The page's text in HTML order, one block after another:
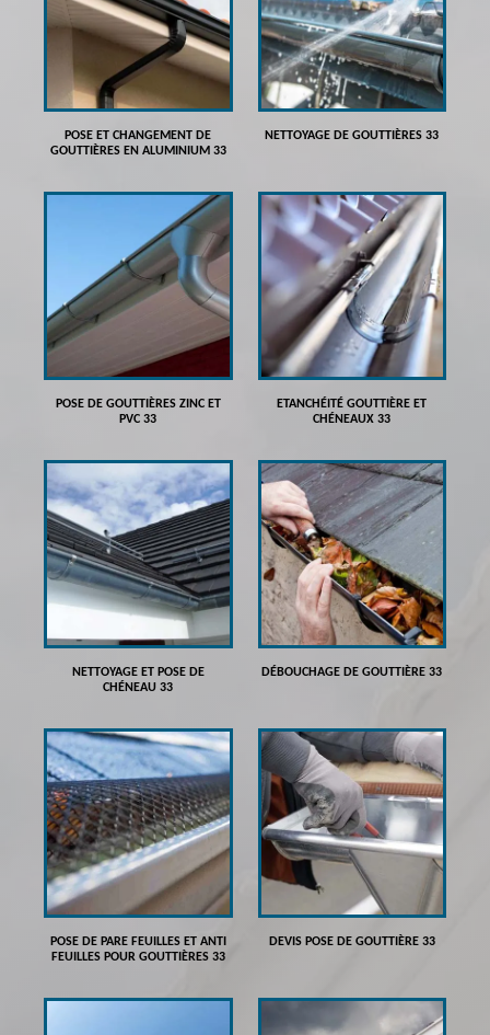
POSE ET CHANGEMENT DE
GOUTTIÈRES EN ALUMINIUM 33
NETTOYAGE DE GOUTTIÈRES 33
POSE DE GOUTTIÈRES ZINC ET
PVC 33
ETANCHÉITÉ GOUTTIÈRE ET
CHÉNEAUX 33
NETTOYAGE ET POSE DE
CHÉNEAU 33
DÉBOUCHAGE DE GOUTTIÈRE 33
POSE DE PARE FEUILLES ET ANTI
FEUILLES POUR GOUTTIÈRES 33
DEVIS POSE DE GOUTTIÈRE 33